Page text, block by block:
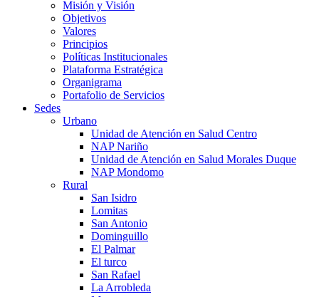
Misión y Visión
Objetivos
Valores
Principios
Políticas Institucionales
Plataforma Estratégica
Organigrama
Portafolio de Servicios
Sedes
Urbano
Unidad de Atención en Salud Centro
NAP Nariño
Unidad de Atención en Salud Morales Duque
NAP Mondomo
Rural
San Isidro
Lomitas
San Antonio
Dominguillo
El Palmar
El turco
San Rafael
La Arrobleda